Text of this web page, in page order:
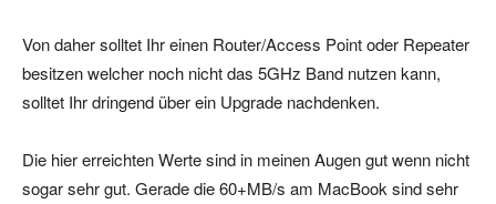
Von daher solltet Ihr einen Router/Access Point oder Repeater
besitzen welcher noch nicht das 5GHz Band nutzen kann,
solltet Ihr dringend über ein Upgrade nachdenken.
Die hier erreichten Werte sind in meinen Augen gut wenn nicht
sogar sehr gut. Gerade die 60+MB/s am MacBook sind sehr